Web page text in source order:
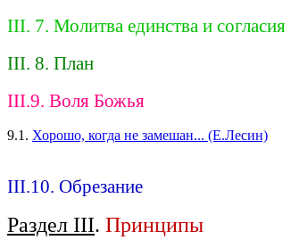
III. 7. Молитва единства и согласия
III. 8. План
III.9. Воля Божья
9.1. Хорошо, когда не замешан... (Е.Лесин)
III.10. Обрезание
Раздел III. Принципы